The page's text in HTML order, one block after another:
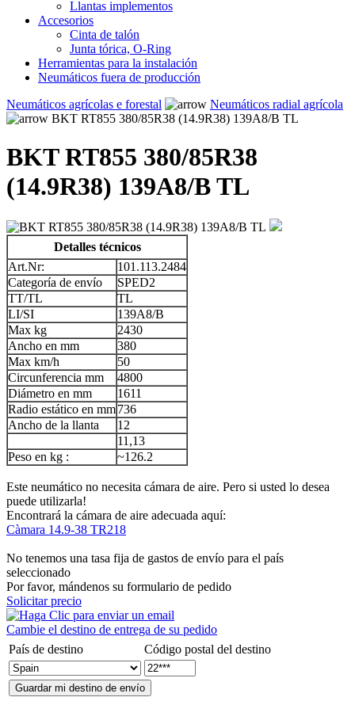
Llantas implementos
Accesorios
Cinta de talón
Junta tórica, O-Ring
Herramientas para la instalación
Neumáticos fuera de producción
Neumáticos agrícolas e forestal
Neumáticos radial agrícola
BKT RT855 380/85R38 (14.9R38) 139A8/B TL
BKT RT855 380/85R38
(14.9R38) 139A8/B TL
Detalles técnicos
Art.Nr:
101.113.2484
Categoría de envío
SPED2
TT/TL
TL
LI/SI
139A8/B
Max kg
2430
Ancho en mm
380
Max km/h
50
Circunferencia mm
4800
Diámetro en mm
1611
Radio estático en mm736
Ancho de la llanta
12
11,13
Peso en kg :
~126.2
Este neumático no necesita cámara de aire. Pero si usted lo desea
puede utilizarla!
Encontrará la cámara de aire adecuada aquí:
Càmara 14.9-38 TR218
No tenemos una tasa fija de gastos de envío para el país
seleccionado
Por favor, mándenos su formulario de pedido
Solicitar precio
Cambie el destino de entrega de su pedido
País de destino
Código postal del destino